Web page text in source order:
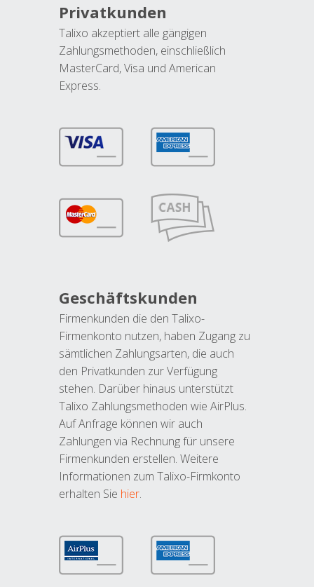
Privatkunden
Talixo akzeptiert alle gängigen
Zahlungsmethoden, einschließlich
MasterCard, Visa und American
Express.
Geschäftskunden
Firmenkunden die den Talixo-
Firmenkonto nutzen, haben Zugang zu
sämtlichen Zahlungsarten, die auch
den Privatkunden zur Verfügung
stehen. Darüber hinaus unterstützt
Talixo Zahlungsmethoden wie AirPlus.
Auf Anfrage können wir auch
Zahlungen via Rechnung für unsere
Firmenkunden erstellen. Weitere
Informationen zum Talixo-Firmkonto
erhalten Sie hier.